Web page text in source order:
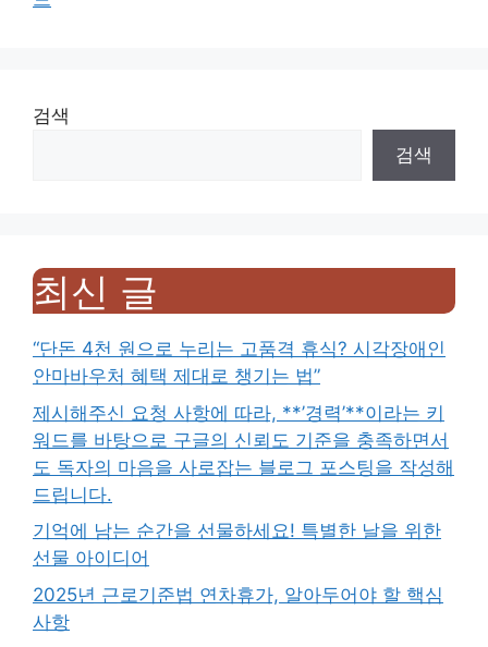
검색
검색
최신 글
“단돈 4천 원으로 누리는 고품격 휴식? 시각장애인
안마바우처 혜택 제대로 챙기는 법”
제시해주신 요청 사항에 따라, **’경력’**이라는 키
워드를 바탕으로 구글의 신뢰도 기준을 충족하면서
도 독자의 마음을 사로잡는 블로그 포스팅을 작성해
드립니다.
기억에 남는 순간을 선물하세요! 특별한 날을 위한
선물 아이디어
2025년 근로기준법 연차휴가, 알아두어야 할 핵심
사항